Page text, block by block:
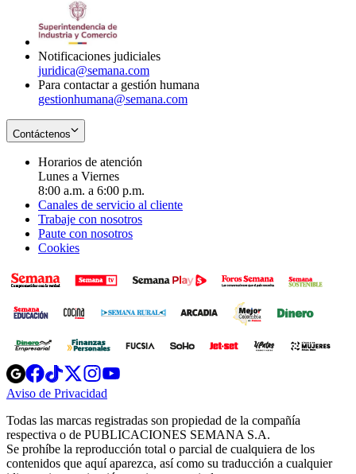
Notificaciones judiciales
juridica@semana.com
Para contactar a gestión humana
gestionhumana@semana.com
Contáctenos
Horarios de atención
Lunes a Viernes
8:00 a.m. a 6:00 p.m.
Canales de servicio al cliente
Trabaje con nosotros
Paute con nosotros
Cookies
Opens
in
new
Opens
in
new
Opens
in
new
window
Opens
new
windowwindow
Aviso de Privacidad
new
window
Todas las marcas registradas son propiedad de la compañía
respectiva o de PUBLICACIONES SEMANA S.A.
Se prohíbe la reproducción total o parcial de cualquiera de los
contenidos que aquí aparezca, así como su traducción a cualquier